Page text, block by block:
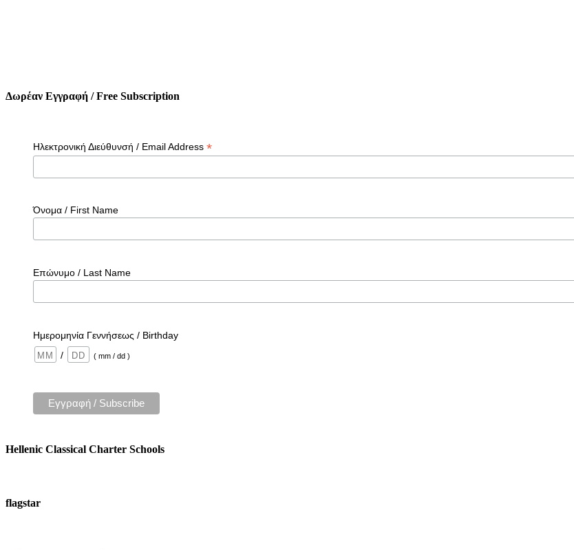
Δωρέαν Εγγραφή / Free Subscription
Ηλεκτρονική Διεύθυνσή / Email Address *
Όνομα / First Name
Επώνυμο / Last Name
Ημερομηνία Γεννήσεως / Birthday
/
( mm / dd )
Hellenic Classical Charter Schools
flagstar